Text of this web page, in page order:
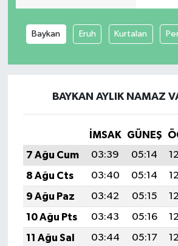
Baykan Eruh Kurtalan
BAYKAN AYLIK NAMAZ
İMSAK GÜNEŞ
7 Ağu Cum
03:39 05:14
8 Ağu Cts
03:40 05:14
9 Ağu Paz
03:42 05:15
10 Ağu Pts
03:43 05:16
11 Ağu Sal
03:44 05:17